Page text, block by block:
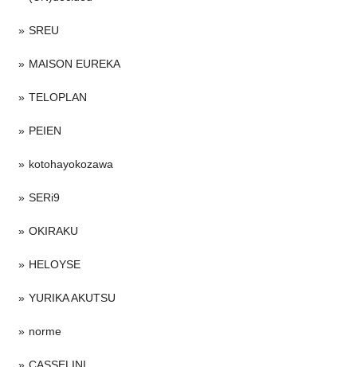
SREU
MAISON EUREKA
TELOPLAN
PEIEN
kotohayokozawa
SERi9
OKIRAKU
HELOYSE
YURIKA AKUTSU
norme